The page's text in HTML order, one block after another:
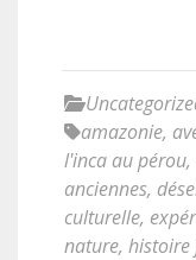
amazonie,
l'inca au pérou,
anciennes,
culturelle,
nature, histoire